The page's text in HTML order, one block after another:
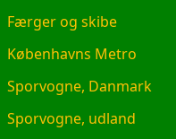
Færger og skibe
Københavns Metro
Sporvogne, Danmark
Sporvogne, udland